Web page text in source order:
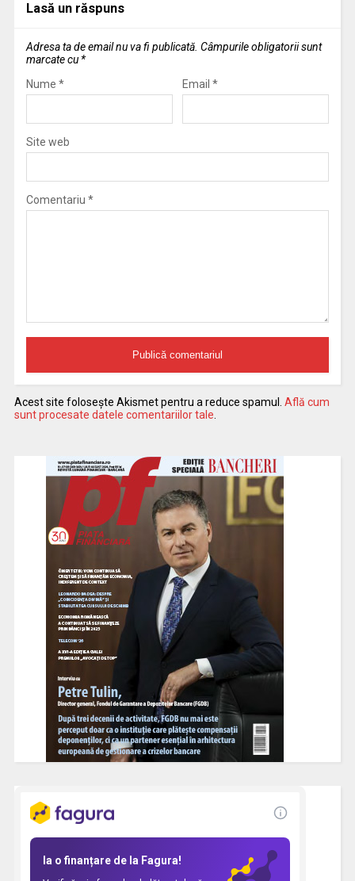
Lasă un răspuns
Adresa ta de email nu va fi publicată. Câmpurile obligatorii sunt
marcate cu *
Nume * Email *
Site web
Comentariu *
Acest site folosește Akismet pentru a reduce spamul. Află cum
sunt procesate datele comentariilor tale